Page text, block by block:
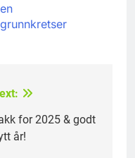
for 2025 & godt
år!